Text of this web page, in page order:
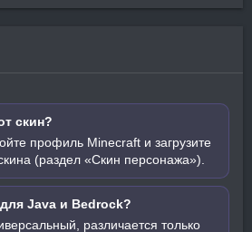
скин?
профиль Minecraft и загрузите
(раздел «Скин персонажа»).
Java и Bedrock?
различается только